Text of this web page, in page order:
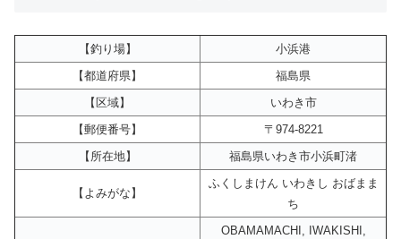
【釣り場】
小浜港
【都道府県】
福島県
【区域】
いわき市
【郵便番号】
〒974-8221
【所在地】
福島県いわき市小浜町渚
【よみがな】
ふくしまけん いわきし おばまま
ち
OBAMAMACHI, IWAKISHI,